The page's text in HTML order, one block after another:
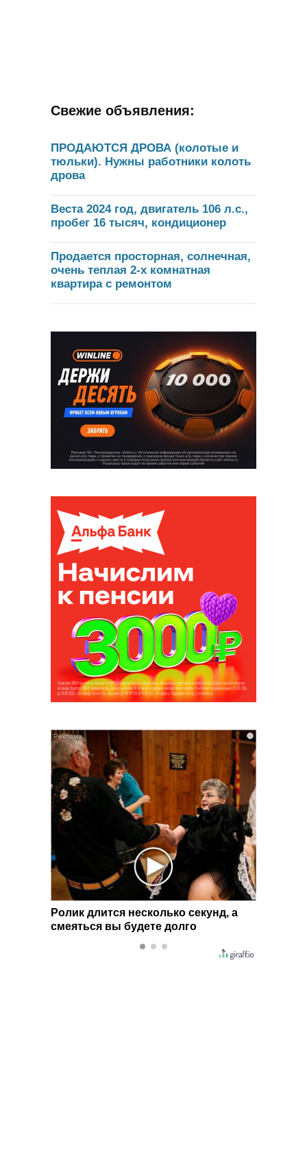
Свежие объявления:
ПРОДАЮТСЯ ДРОВА (колотые и
тюльки). Нужны работники колоть
дрова
Веста 2024 год, двигатель 106 л.с.,
пробег 16 тысяч, кондиционер
Продается просторная, солнечная,
очень теплая 2-х комнатная
квартира с ремонтом
i
Ролик длится несколько секунд, а
смеяться вы будете долго